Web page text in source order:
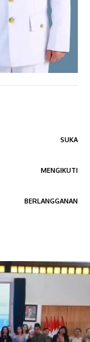
SUKA
MENGIKUTI
BERLANGGANAN